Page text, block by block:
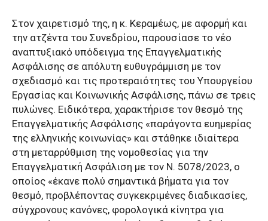
Στον χαιρετισμό της, η κ. Κεραμέως, με αφορμή και
την ατζέντα του Συνεδρίου, παρουσίασε το νέο
αναπτυξιακό υπόδειγμα της Επαγγελματικής
Ασφάλισης σε απόλυτη ευθυγράμμιση με τον
σχεδιασμό και τις προτεραιότητες του Υπουργείου
Εργασίας και Κοινωνικής Ασφάλισης, πάνω σε τρεις
πυλώνες. Ειδικότερα, χαρακτήρισε τον θεσμό της
Επαγγελματικής Ασφάλισης «παράγοντα ευημερίας
της ελληνικής κοινωνίας» και στάθηκε ιδιαίτερα
στη μεταρρύθμιση της νομοθεσίας για την
Επαγγελματική Ασφάλιση με τον Ν. 5078/2023, ο
οποίος «έκανε πολύ σημαντικά βήματα για τον
θεσμό, προβλέποντας συγκεκριμένες διαδικασίες,
σύγχρονους κανόνες, φορολογικά κίνητρα για